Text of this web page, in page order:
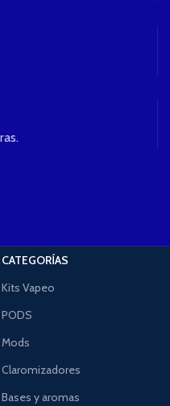
CATEGORÍAS
Kits Vapeo
PODS
Mods
Claromizadores
Bases y aromas